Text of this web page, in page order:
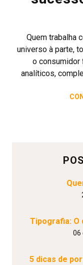
Quem trabalha
universo à parte,
o consumidor
analíticos,
Tipografia: O
06
5 dicas de